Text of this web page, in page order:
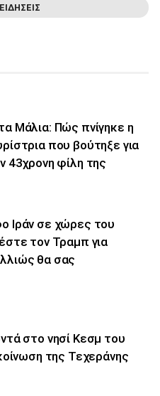
Μάλια: Πώς πνίγηκε η
που βούτηξε για
43χρονη φίλη της
Ιράν σε χώρες του
τον Τραμπ για
θα σας
στο νησί Κεσμ του
της Τεχεράνης